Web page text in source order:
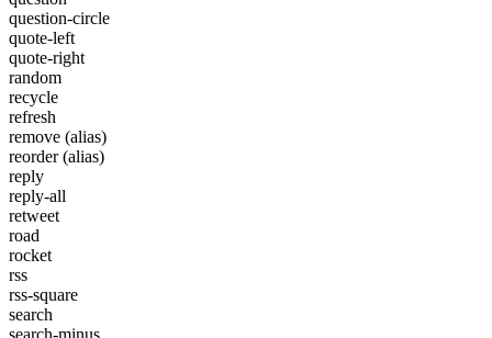
question-circle
quote-left
quote-right
random
recycle
refresh
remove (alias)
reorder(alias)
reply
reply-all
retweet
road
rocket
rss
rss-square
search
search-minus